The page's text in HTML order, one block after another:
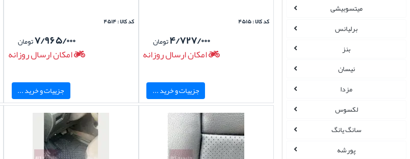
میتسوبیشی
برلیانس
بنز
نیسان
مزدا
لکسوس
سانگ یانگ
پورشه
کد کالا : ۴۵۱۵
۴/۷۲۷/۰۰۰تومان
امکان ارسال روزانه
جزییات و خرید ...
کد کالا : ۴۵۱۴
۷/۹۶۵/۰۰۰تومان
امکان ارسال روزانه
جزییات و خرید ...